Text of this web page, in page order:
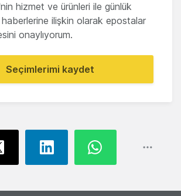
hizmet ve ürünleri ile günlük
ilişkin olarak epostalar
onaylıyorum.
Seçimlerimi kaydet